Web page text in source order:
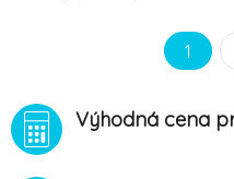
L-lysin. Excell E je
doporučován pro koně
náchylné k namožen&iac
1
Výhodná cena